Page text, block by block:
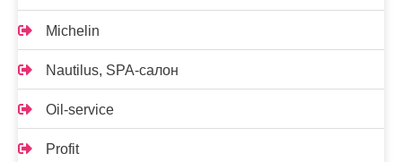
Michelin
Nautilus, SPA-салон
Oil-service
Profit